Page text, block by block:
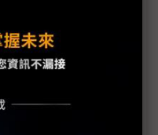
板廠樂見其成
鏈表現